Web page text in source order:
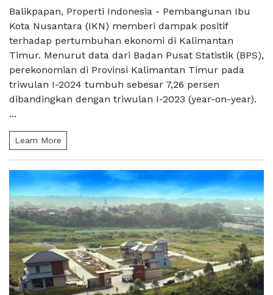
Balikpapan, Properti Indonesia - Pembangunan Ibu
Kota Nusantara (IKN) memberi dampak positif
terhadap pertumbuhan ekonomi di Kalimantan
Timur. Menurut data dari Badan Pusat Statistik (BPS),
perekonomian di Provinsi Kalimantan Timur pada
triwulan I-2024 tumbuh sebesar 7,26 persen
dibandingkan dengan triwulan I-2023 (year-on-year).
...
Learn More